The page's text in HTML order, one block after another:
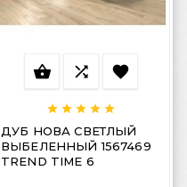
  
    
ДУБ НОВА СВЕТЛЫЙ
ВЫБЕЛЕННЫЙ 1567469
TREND TIME 6